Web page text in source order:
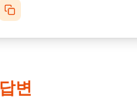
답변